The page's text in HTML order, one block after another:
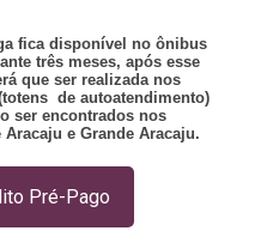
fica disponível no ônibus
três meses, após esse
que ser realizada nos
de autoatendimento)
ser encontrados nos
e Grande Aracaju.
Pré-Pago